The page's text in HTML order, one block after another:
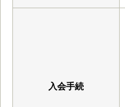
入会手続